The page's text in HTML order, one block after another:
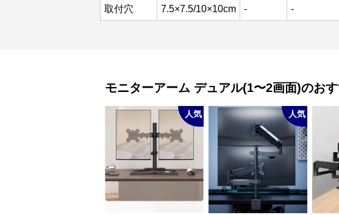
取付穴 7.5×7.5/10×10cm - -
モニターアーム デュアル(1〜2画面)のお
人気 人気